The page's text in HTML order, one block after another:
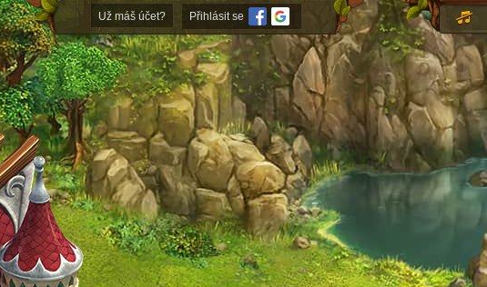
Už máš účet? Přihlásit se